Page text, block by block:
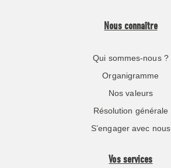
Nous connaître
Qui sommes-nous ?
Organigramme
Nos valeurs
Résolution générale
S’engager avec nous
Vos services